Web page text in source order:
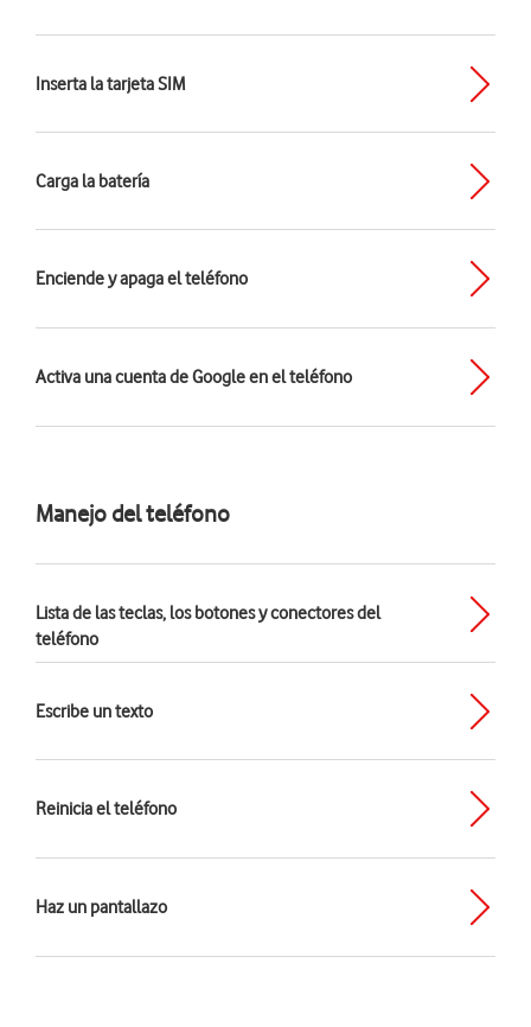
Inserta la tarjeta SIM
Carga la batería
Enciende y apaga el teléfono
Activa una cuenta de Google en el teléfono
Manejo del teléfono
Lista de las teclas, los botones y conectores del
teléfono
Escribe un texto
Reinicia el teléfono
Haz un pantallazo